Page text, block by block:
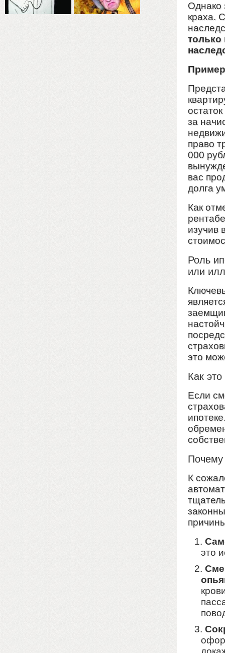
Однако
краха.
только
Пример
за
право
000
вас
долга
Как
изучив
Роль
или
это
Как
Если
Почему
К
это